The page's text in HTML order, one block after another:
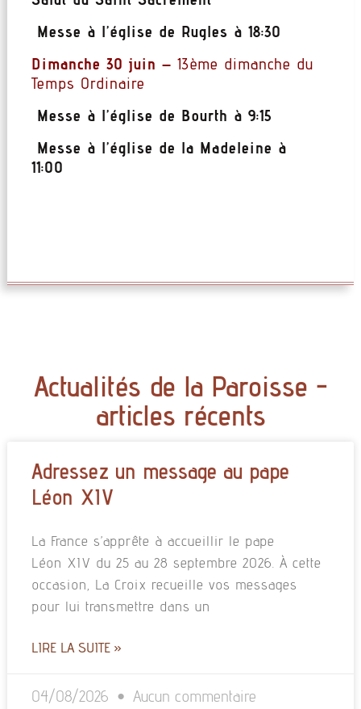
Messe à l’église de Rugles à 18:30
Dimanche 30 juin – 13ème dimanche du
Temps Ordinaire
Messe à l’église de Bourth à 9:15
Messe à l’église de la Madeleine à
11:00
Actualités de la Paroisse -
articles récents
Adressez un message au pape
Léon XIV
La France s’apprête à accueillir le pape
Léon XIV du 25 au 28 septembre 2026. À cette
occasion, La Croix recueille vos messages
pour lui transmettre dans un
LIRE LA SUITE »
04/08/2026 Aucun commentaire